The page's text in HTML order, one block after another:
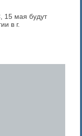
15 мая будут
в г.